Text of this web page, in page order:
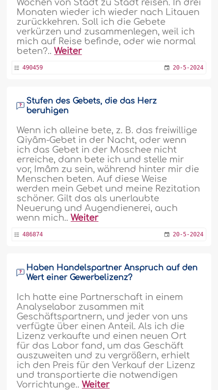
Wochen von Stadt zu Stadt reisen. In drei
Monaten wieder ich wieder nach Litauen
zurückkehren. Soll ich die Gebete
verkürzen und zusammenlegen, weil ich
mich auf Reise befinde, oder wie normal
beten?..Weiter
490459 20-5-2024
Stufen des Gebets, die das Herz
beruhigen
Wenn ich alleine bete, z. B. das freiwillige
Qiyâm-Gebet in der Nacht, oder wenn
ich das Gebet in der Moschee nicht
erreiche, dann bete ich und stelle mir
vor, Imâm zu sein, während hinter mir die
Menschen beten. Auf diese Weise
werden mein Gebet und meine Rezitation
schöner. Gilt das als unerlaubte
Neuerung und Augendienerei, auch
wenn mich..Weiter
486874 20-5-2024
Haben Handelspartner Anspruch auf den
Wert einer Gewerbelizenz?
Ich hatte eine Partnerschaft in einem
Analyselabor zusammen mit
Geschäftspartnern, und jeder von uns
verfügte über einen Anteil. Als ich die
Lizenz verkaufte und einen neuen Ort
für das Labor fand, um das Geschäft
auszuweiten und zu vergrößern, erhielt
ich den Preis für den Verkauf der Lizenz
und transportierte die notwendigen
Vorrichtunge..Weiter